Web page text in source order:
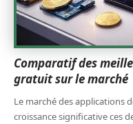
Comparatif des
gratuit sur le marché
Le marché des applications
croissance significative ces